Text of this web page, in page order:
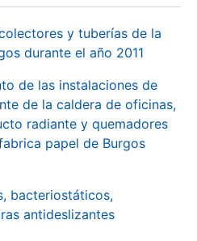
y tuberías de la
durante el año 2011
de las instalaciones de
de la caldera de oficinas,
radiante y quemadores
papel de Burgos
bacteriostáticos,
antideslizantes